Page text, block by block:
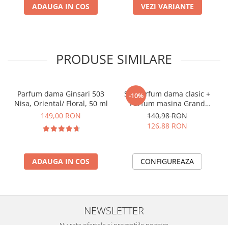
ADAUGA IN COS VEZI VARIANTE
PRODUSE SIMILARE
Parfum dama Ginsari 503
Nisa, Oriental/ Floral, 50 ml
149,00 RON
ADAUGA IN COS
-10%
Set Parfum dama clasic +
Parfum masina Grand
Perfume
140,98 RON
126,88 RON
CONFIGUREAZA
NEWSLETTER